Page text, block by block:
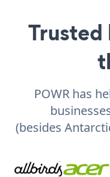
Trusted
POWR has
(besides